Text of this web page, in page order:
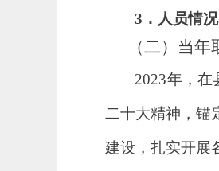
3．人员情
（二）当
2023年，在
二十大精神，锚
建设 ， 扎实开展